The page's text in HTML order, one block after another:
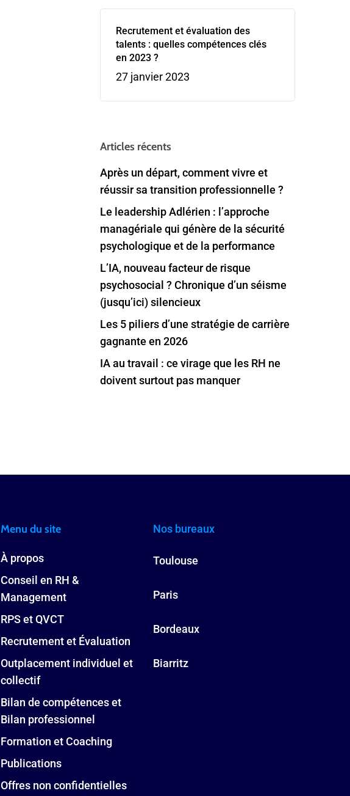
Recrutement et évaluation des
talents : quelles compétences clés
en 2023 ?
27 janvier 2023
Articles récents
Après un départ, comment vivre et
réussir sa transition professionnelle ?
Le leadership Adlérien : l’approche
managériale qui génère de la sécurité
psychologique et de la performance
L’IA, nouveau facteur de risque
psychosocial ? Chronique d’un séisme
(jusqu’ici) silencieux
Les 5 piliers d’une stratégie de carrière
gagnante en 2026
IA au travail : ce virage que les RH ne
doivent surtout pas manquer
Menu du site
À propos
Conseil en RH &
Management
RPS et QVCT
Recrutement et Évaluation
Outplacement individuel et
collectif
Bilan de compétences et
Bilan professionnel
Formation et Coaching
Publications
Offres non confidentielles
Nos bureaux
Toulouse
Paris
Bordeaux
Biarritz